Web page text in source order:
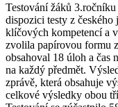
Testování žáků
dispozici testy z
klíčových kompetencí a
zvolila papírovou formu
obsahoval 18 úloh a čas
na každý předmět.
zprávě, která obsahuje
celkové výsledky obou